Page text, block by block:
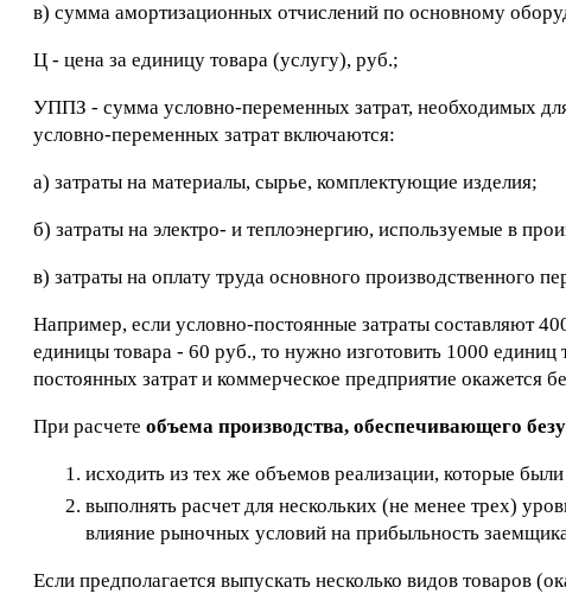
в) сумма амортизационных отчислений по основному
Ц - цена за единицу товара (услугу), руб.;
УППЗ - сумма условно-переменных затрат, необходимых
условно-переменных затрат включаются:
а) затраты на материалы, сырье, комплектующие изделия;
б) затраты на электро- и теплоэнергию, используемые в
в) затраты на оплату труда основного производственного
Например, если условно-постоянные затраты составляют
единицы товара - 60 руб., то нужно изготовить 1000
постоянных затрат и коммерческое предприятие окажется
При расчете объема производства, обеспечивающего
исходить из тех же объемов реализации, которые
выполнять расчет для нескольких (не менее трех)
влияние рыночных условий на прибыльность
Если предполагается выпускать несколько видов товаров